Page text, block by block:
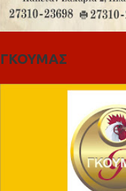
ΓΚΟΥΜΑΣ